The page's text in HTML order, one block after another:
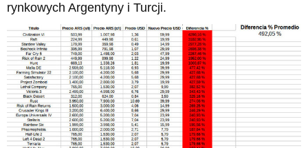
rynkowych Argentyny i Turcji.